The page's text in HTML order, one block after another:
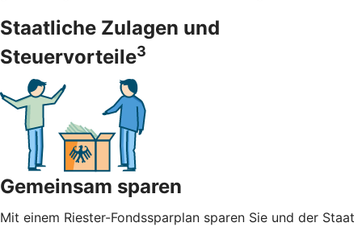
Staatliche Zulagen und
Steuervorteile3
Gemeinsam sparen
Mit einem Riester-Fondssparplan sparen Sie und der Staat